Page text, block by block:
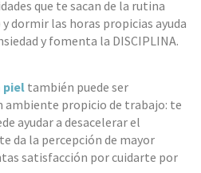
que te sacan de la rutina
y dormir las horas propicias ayuda
y fomenta la DISCIPLINA.
pieltambién puede ser
ambiente propicio de trabajo: te
ayudar a desacelerar el
da la percepción de mayor
satisfacción por cuidarte por